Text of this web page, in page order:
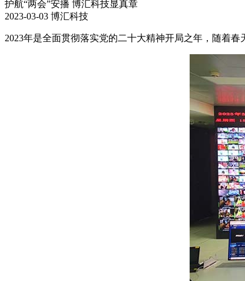
护航“两会”安播 博汇科技显真章
2023-03-03 博汇科技
2023年是全面贯彻落实党的二十大精神开局之年，随着